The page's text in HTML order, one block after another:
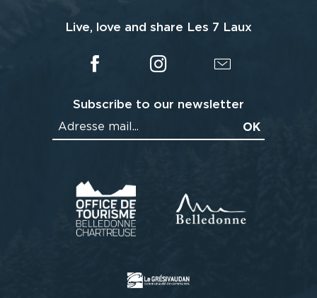
Live, love and share Les 7 Laux
Subscribe to our newsletter